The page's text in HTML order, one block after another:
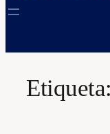
Etiqueta: